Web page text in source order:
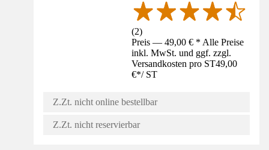
(2)
Preis — 49,00 € * Alle Preise
inkl. MwSt. und ggf. zzgl.
Versandkosten pro ST49,00
€*/ ST
Z.Zt. nicht online bestellbar
Z.Zt. nicht reservierbar